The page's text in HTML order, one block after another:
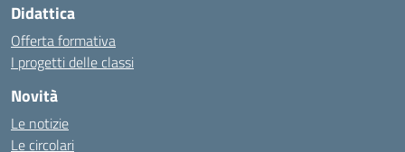
Didattica
Offerta formativa
I progetti delle classi
Novità
Le notizie
Le circolari